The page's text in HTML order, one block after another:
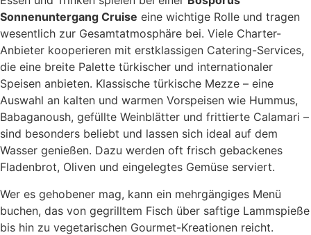
Sonnenuntergang Cruise eine wichtige Rolle und tragen
wesentlich zur Gesamtatmosphäre bei. Viele Charter-
Anbieter kooperieren mit erstklassigen Catering-Services,
die eine breite Palette türkischer und internationaler
Speisen anbieten. Klassische türkische Mezze – eine
Auswahl an kalten und warmen Vorspeisen wie Hummus,
Babaganoush, gefüllte Weinblätter und frittierte Calamari –
sind besonders beliebt und lassen sich ideal auf dem
Wasser genießen. Dazu werden oft frisch gebackenes
Fladenbrot, Oliven und eingelegtes Gemüse serviert.
Wer es gehobener mag, kann ein mehrgängiges Menü
buchen, das von gegrilltem Fisch über saftige Lammspieße
bis hin zu vegetarischen Gourmet-Kreationen reicht.